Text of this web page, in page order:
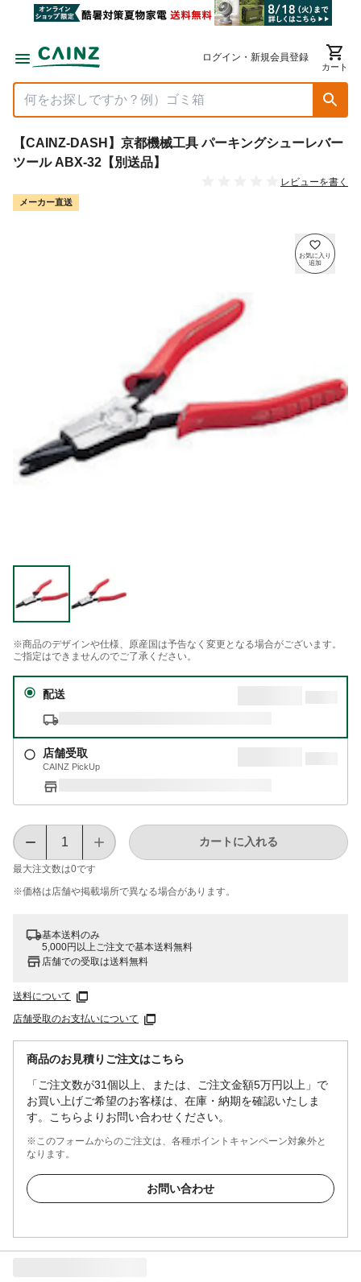
ログイン・新規会員登録
カート
【CAINZ-DASH】京都機械工具 パーキングシューレバー
ツール ABX-32【別送品】
レビューを書く
メーカー直送
※商品のデザインや仕様、原産国は予告なく変更となる場合がございます。
ご指定はできませんのでご了承ください。
配送
店舗受取
CAINZ PickUp
最大注文数は0です
カートに入れる
※価格は​店舗や​掲載場所で​異なる​場合が​あります。
基本送料のみ
5,000円以上ご注文で基本送料無料
店舗での受取は送料無料
送料について
店舗受取のお支払いについて
商品のお見積りご注文はこちら
「ご注文数が31個以上、または、ご注文金額5万円以上」で
お買い上げご希望のお客様は、在庫・納期を確認いたしま
す。こちらよりお問い合わせください。
※このフォームからのご注文は、各種ポイントキャンペーン対象外と
なります。
お問い合わせ